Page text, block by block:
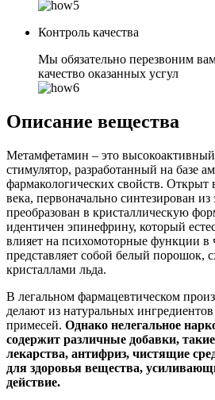
Контроль качества
Мы обязательно перезвоним
качество оказанных усгул
Описание вещества
Метамфетамин – это
стимулятор, разработанный на базе
фармакологических свойств.
века, первоначально синтезирован
преобразован в кристаллическую
идентичен эпинефрину, который
влияет на психомоторные функции в
представляет собой белый порошок,
кристаллами льда.
В легальном фармацевтическом
делают из натуральных
примесей. Однако нелегальное
содержит различные добавки,
лекарства, антифриз, чистящие
для здоровья вещества,
действие.